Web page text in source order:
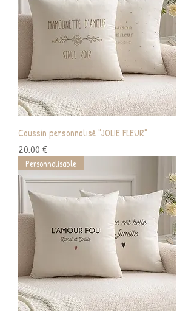
Coussin personnalisé "JOLIE FLEUR"
Prix
20,00 €
Personnalisable